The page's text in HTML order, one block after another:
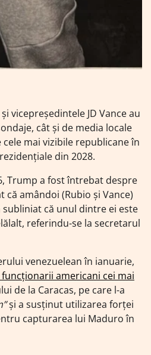
vicepreședintele JD Vance au
cât și de media locale
mai vizibile republicane în
din 2028.
Trump a fost întrebat despre
că amândoi (Rubio și Vance)
subliniat că unul dintre ei este
referindu-se la secretarul
venezuelean în ianuarie,
americani cei mai
de la Caracas, pe care l-a
și a susținut utilizarea forței
capturarea lui Maduro în